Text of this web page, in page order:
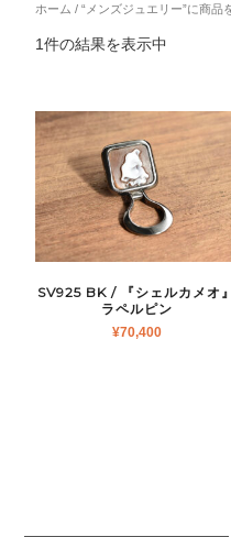
ホーム / “メンズジュエリー”に商品
1件の結果を表示中
SV925 BK / 『シェルカメオ』
ラペルピン
¥70,400